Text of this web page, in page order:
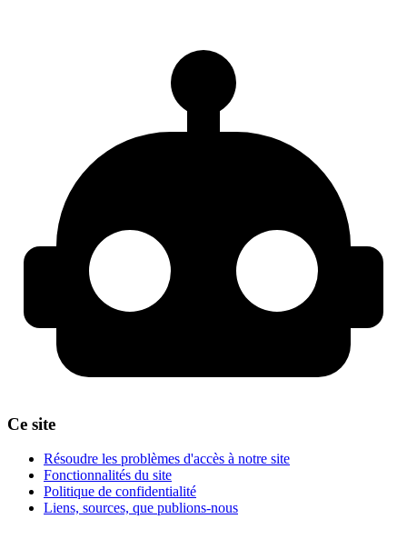
Ce site
Résoudre les problèmes d'accès à notre site
Fonctionnalités du site
Politique de confidentialité
Liens, sources, que publions-nous